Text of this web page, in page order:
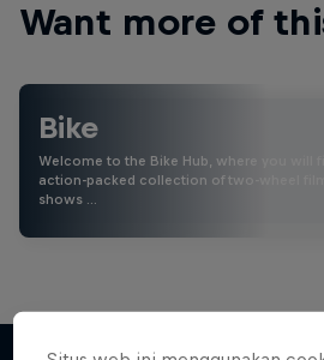
Want more of
Bike
Welcome to the Bike Hub, where you will
action-packed collection of two-wheel
shows …